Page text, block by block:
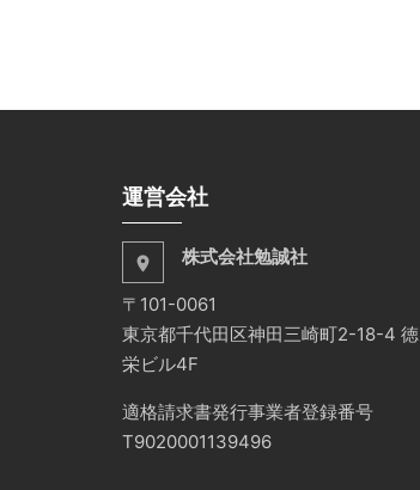
運営会社
place 株式会社勉誠社
〒101-0061
東京都千代田区神田三崎町2-18-4 徳
栄ビル4F
適格請求書発行事業者登録番号
T9020001139496